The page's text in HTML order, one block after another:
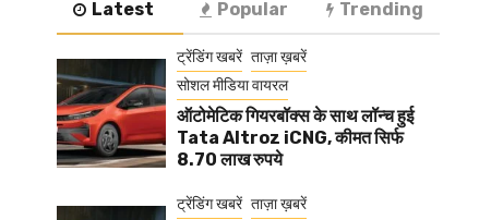
Latest Popular Trending
ट्रेंडिंग खबरें ताज़ा ख़बरें
सोशल मीडिया वायरल
ऑटोमेटिक गियरबॉक्स के साथ लॉन्च हुई
Tata Altroz iCNG, कीमत सिर्फ
8.70 लाख रुपये
ट्रेंडिंग खबरें ताज़ा ख़बरें